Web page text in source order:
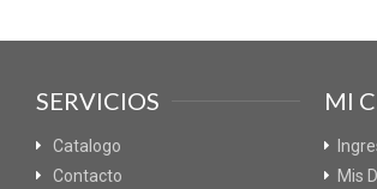
SERVICIOS
Catalogo
Contacto
MI
Mis